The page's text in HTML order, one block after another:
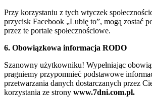
Przy korzystaniu z tych wtyczek
przycisk Facebook „Lubię to”, mogą zostać
przez te portale społecznościowe.
6. Obowiązkowa informacja RODO
Szanowny użytkowniku! Wypełniając
pragniemy przypomnieć podstawowe
przetwarzania danych dostarczanych przez
korzystania ze strony www.7dni.com.pl.